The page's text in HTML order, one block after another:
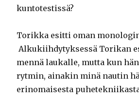
kuntotestissä?
Torikka esitti oman
Alkukiihdytyksessä Torikan
mennä laukalle, mutta kun
rytmin, ainakin minä nautin
erinomaisesta